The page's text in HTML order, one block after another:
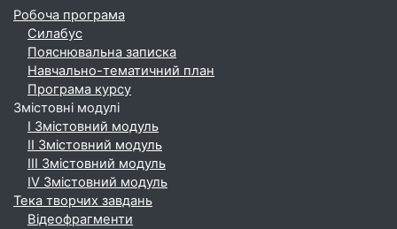
Робоча програма
Силабус
Пояснювальна записка
Навчально-тематичний план
Програма курсу
Змістовні модулі
І Змістовний модуль
ІІ Змістовний модуль
ІІІ Змістовний модуль
ІV Змістовний модуль
Тека творчих завдань
Відеофрагменти